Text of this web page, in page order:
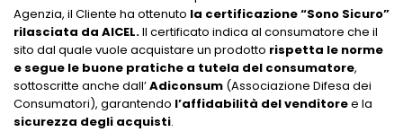
Agenzia, il Cliente ha ottenuto la certificazione “Sono Sicuro”
rilasciata da AICEL.Il certificato indica al consumatore che il
sito dal quale vuole acquistare un prodotto rispetta le norme
e segue le buone pratiche a tutela del consumatore,
sottoscritte anche dall’Adiconsum (Associazione Difesa dei
Consumatori), garantendo l’affidabilità del venditoree la
sicurezza degli acquisti.